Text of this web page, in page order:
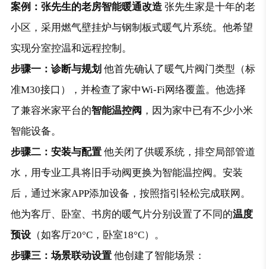
案例：张先生的老房智能暖通改造张先生家是十年的老
小区，采用燃气壁挂炉与钢制板式暖气片系统。他希望
实现分室控温和远程控制。
步骤一：诊断与规划 他首先确认了暖气片阀门类型（标
准M30接口），并检查了家中Wi-Fi网络覆盖。他选择
了兼容米家平台的智能温控阀 ，因为家中已有不少小米
智能设备。
步骤二：安装与配置他关闭了供暖系统，排空局部管道
水，用专业工具将旧手动阀更换为智能温控阀。安装
后，通过米家APP添加设备，按照指引轻松完成联网。
他为客厅、卧室、书房的暖气片分别设置了不同的温度
预设（如客厅20°C，卧室18°C）。
步骤三：场景联动设置他创建了智能场景：